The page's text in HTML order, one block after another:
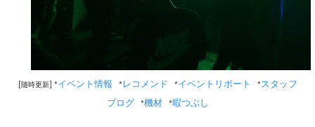
[随時更新] *イベント情報 * レコメンド *イベントリポート *スタッフ
ブログ
*機材 *暇つぶし